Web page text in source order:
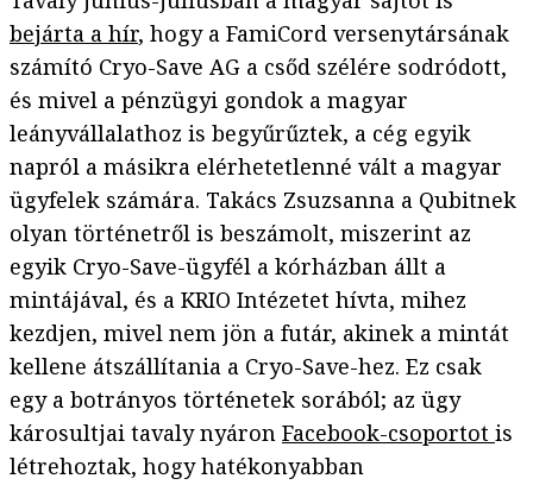
bejárta a hír, hogy a FamiCord versenytársának
számító Cryo-Save AG a csőd szélére sodródott,
és mivel a pénzügyi gondok a magyar
leányvállalathoz is begyűrűztek, a cég egyik
napról a másikra elérhetetlenné vált a magyar
ügyfelek számára. Takács Zsuzsanna a Qubitnek
olyan történetről is beszámolt, miszerint az
egyik Cryo-Save-ügyfél a kórházban állt a
mintájával, és a KRIO Intézetet hívta, mihez
kezdjen, mivel nem jön a futár, akinek a mintát
kellene átszállítania a Cryo-Save-hez. Ez csak
egy a botrányos történetek sorából; az ügy
károsultjai tavaly nyáron Facebook-csoportot is
létrehoztak, hogy hatékonyabban